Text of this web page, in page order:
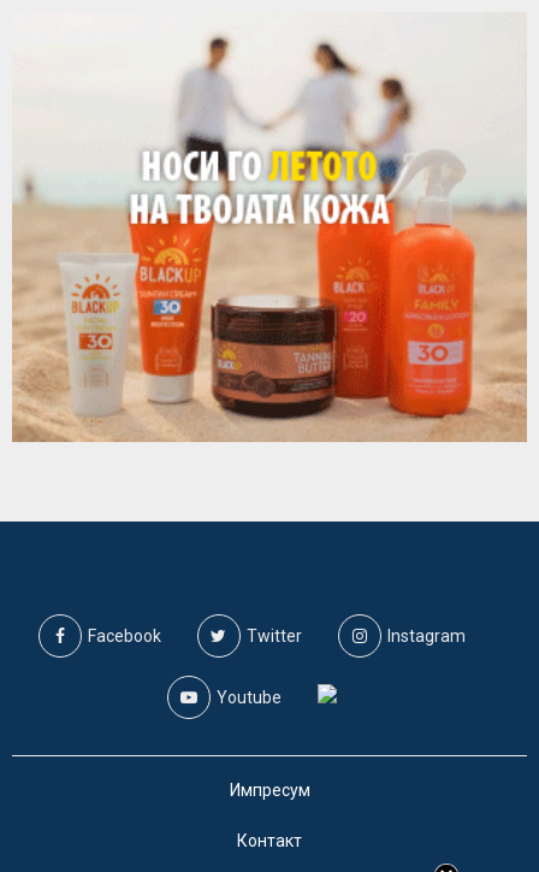
Facebook Twitter Instagram
Youtube
Импресум
Контакт